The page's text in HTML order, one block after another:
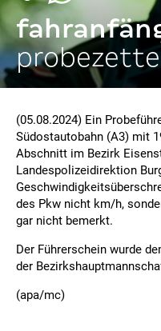
(05.08.2024) Ein
Südostautobahn (A3) mit
Abschnitt im Bezirk
Landespolizeidirektion
des Pkw nicht km/h,
gar nicht bemerkt.
Der Führerschein wurde
der
(apa/mc)